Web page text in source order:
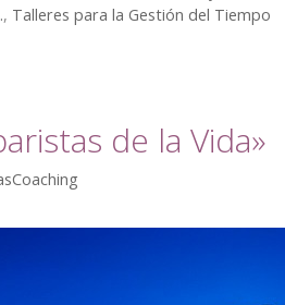
, Talleres para la Gestión del Tiempo
de la Vida»